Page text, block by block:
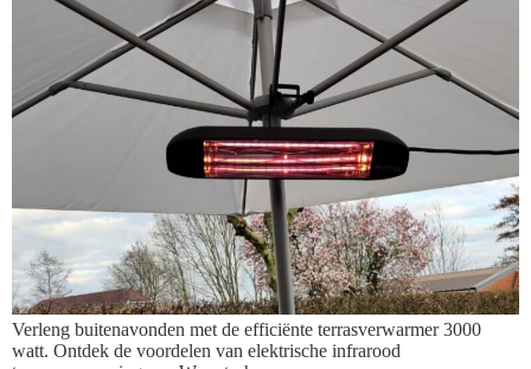
Verleng buitenavonden met de efficiënte terrasverwarmer 3000
watt. Ontdek de voordelen van elektrische infrarood